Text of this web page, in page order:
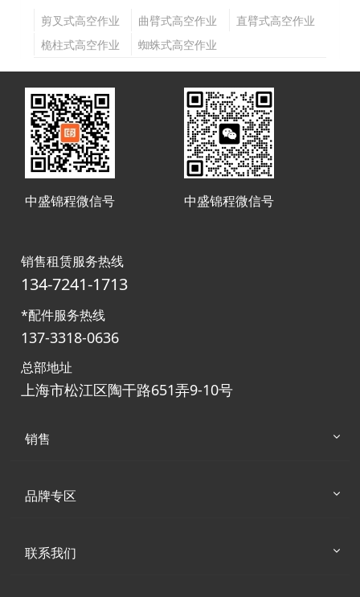
剪叉式高空作业
平台
曲臂式高空作业
平台
直臂式高空作业
桅柱式高空作业
蜘蛛式高空作业
中盛锦程微信号 中盛锦程微信号
销售租赁服务热线
134-7241-1713
*配件服务热线
137-3318-0636
总部地址
上海市松江区陶干路651弄9-10号
销售
品牌专区
联系我们